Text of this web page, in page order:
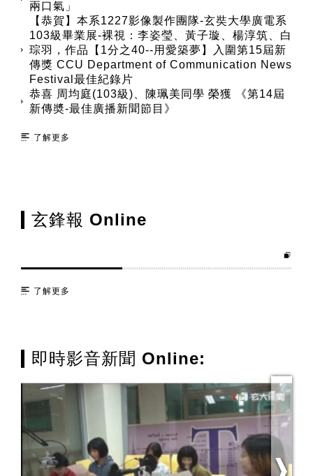
兩口氣」
【恭賀】本系1227影像製作團隊-玄奘大學廣電系
103級畢業展-裸視：李姿瑩、黃子璇、楊淳筑、白
琮羽，作品【1分之40--用愛築夢】入圍第15屆新
傳獎 CCU Department of Communication News
Festival最佳紀錄片
恭喜 周均庭(103級)、陳珮美同學 榮獲 《第14屆
新傳奬-最佳廣播新聞節目》
了解更多
玄鋒報 Online
了解更多
即時影音新聞 Online: